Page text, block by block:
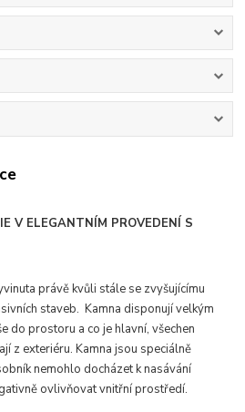
V ELEGANTNÍM PROVEDENÍ S
právě kvůli stále se zvyšujícímu
staveb. Kamna disponují velkým
do prostoru a co je hlavní, všechen
z exteriéru. Kamna jsou speciálně
nemohlo docházet k nasávání
ovlivňovat vnitřní prostředí.